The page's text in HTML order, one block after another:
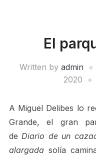
El
Written by admin
2020
A Miguel Delibes lo
Grande, el gran
deDiario de un
alargada solía